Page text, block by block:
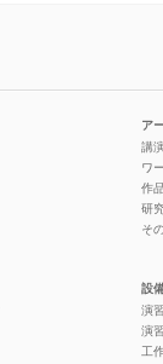
ア
講
ワ
作
研
そ
設
演
演
工